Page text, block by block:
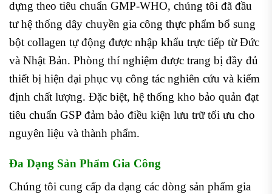
dựng theo tiêu chuẩn GMP-WHO, chúng tôi đã đầu
tư hệ thống dây chuyền gia công thực phẩm bổ sung
bột collagen tự động được nhập khẩu trực tiếp từ Đức
và Nhật Bản. Phòng thí nghiệm được trang bị đầy đủ
thiết bị hiện đại phục vụ công tác nghiên cứu và kiểm
định chất lượng. Đặc biệt, hệ thống kho bảo quản đạt
tiêu chuẩn GSP đảm bảo điều kiện lưu trữ tối ưu cho
nguyên liệu và thành phẩm.
Đa Dạng Sản Phẩm Gia Công
Chúng tôi cung cấp đa dạng các dòng sản phẩm gia